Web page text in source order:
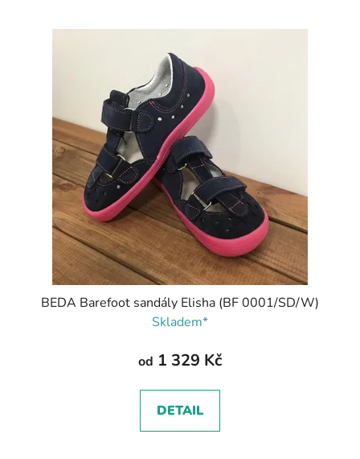
BEDA Barefoot sandály Elisha (BF 0001/SD/W)
Skladem*
od 1 329 Kč
DETAIL